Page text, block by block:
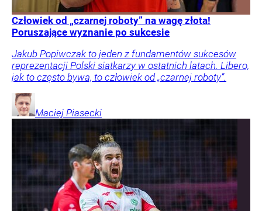
Człowiek od „czarnej roboty” na wagę złota!
Poruszające wyznanie po sukcesie
Jakub Popiwczak to jeden z fundamentów sukcesów
reprezentacji Polski siatkarzy w ostatnich latach. Libero,
jak to często bywa, to człowiek od „czarnej roboty”.
Maciej Piasecki